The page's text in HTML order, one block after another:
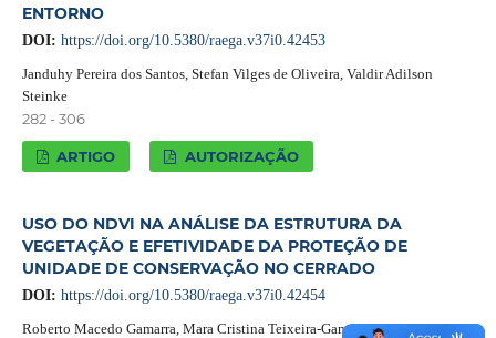
ENTORNO
DOI: https://doi.org/10.5380/raega.v37i0.42453
Janduhy Pereira dos Santos, Stefan Vilges de Oliveira, Valdir Adilson
Steinke
282 - 306
ARTIGO AUTORIZAÇÃO
USO DO NDVI NA ANÁLISE DA ESTRUTURA DA
VEGETAÇÃO E EFETIVIDADE DA PROTEÇÃO DE
UNIDADE DE CONSERVAÇÃO NO CERRADO
DOI: https://doi.org/10.5380/raega.v37i0.42454
Roberto Macedo Gamarra, Mara Cristina Teixeira-Gamarra, Martha Gilka